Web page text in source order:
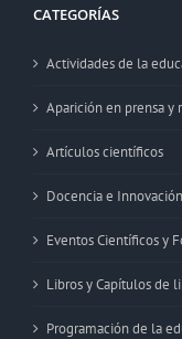
CATEGORÍAS
Actividades de la
Aparición en prensa y
Artículos científicos
Docencia e
Eventos Científicos y
Libros y Capítulos de
Programación de la